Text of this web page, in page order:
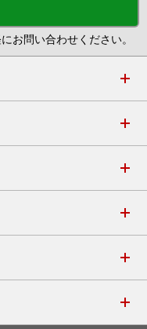
お問い合わせください。